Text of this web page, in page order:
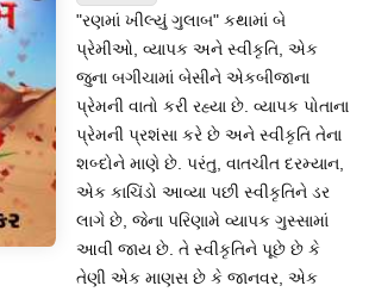
"રણમાં ખીલ્યું ગુલાબ" કથામાં બે
પ્રેમીઓ, વ્યાપક અને સ્વીકૃતિ, એક
જુના બગીચામાં બેસીને એકબીજાના
પ્રેમની વાતો કરી રહ્યા છે. વ્યાપક પોતાના
પ્રેમની પ્રશંસા કરે છે અને સ્વીકૃતિ તેના
શબ્દોને માણે છે. પરંતુ, વાતચીત દરમ્યાન,
એક કાચિંડો આવ્યા પછી સ્વીકૃતિને ડર
લાગે છે, જેના પરિણામે વ્યાપક ગુસ્સામાં
આવી જાય છે. તે સ્વીકૃતિને પૂછે છે કે
તેણી એક માણસ છે કે જાનવર, એક